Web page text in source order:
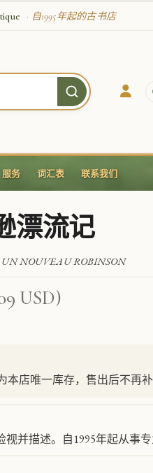
· 自1995年起的古书店
服务 词汇表 联系我们
漂流记
UN NOUVEAU ROBINSON
USD)
本店唯一库存，售出后不再补
并描述。自1995年起从事专